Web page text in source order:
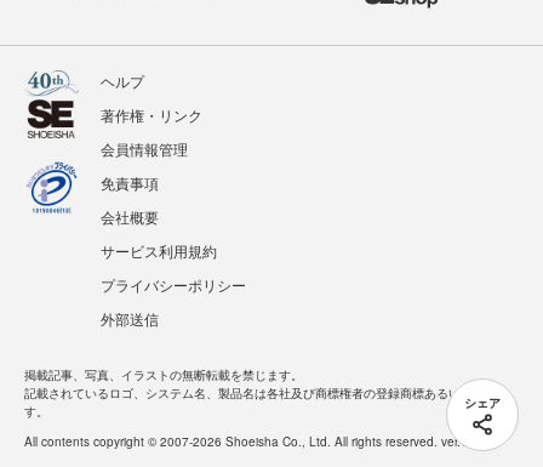
シェア
ヘルプ
著作権・リンク
会員情報管理
免責事項
会社概要
サービス利用規約
プライバシーポリシー
外部送信
掲載記事、写真、イラストの無断転載を禁じます。
記載されているロゴ、システム名、製品名は各社及び商標権者の登録商標あるいは商標で
す。
All contents copyright © 2007-2026 Shoeisha Co., Ltd. All rights reserved. ver.1.5